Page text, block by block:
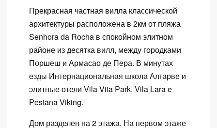
Прекрасная частная вилла классической
архитектуры расположена в 2км от пляжа
Senhora da Rocha в спокойном элитном
районе из десятка вилл, между городками
Поршеш и Армасао де Пера. В минутах
езды Интернациональная школа Алгарве и
элитные отели Vila Vita Park, Vila Lara e
Pestana Viking.
Дом разделен на 2 этажа. На первом этаже